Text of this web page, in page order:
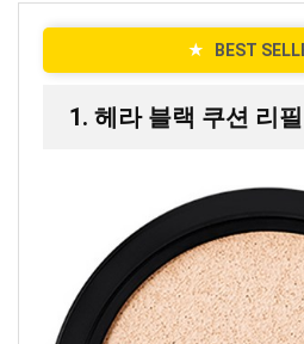
★ BEST
1. 헤라 블랙 쿠션 리